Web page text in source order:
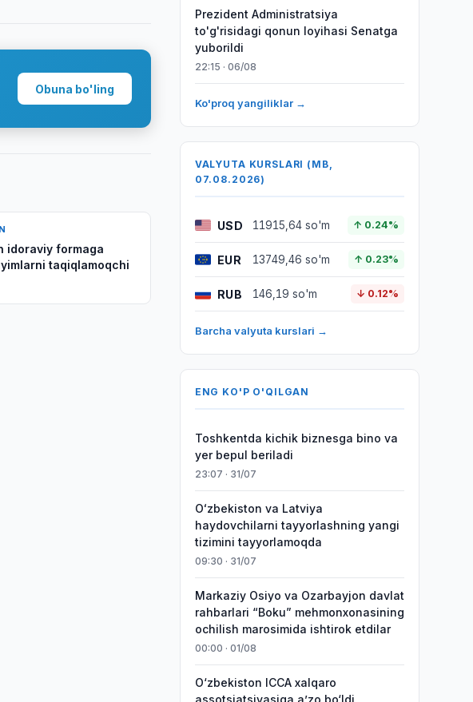
Obuna bo'ling
idoraviy formaga
taqiqlamoqchi
Prezident Administratsiya
to'g'risidagi qonun loyihasi Senatga
yuborildi
22:15 · 06/08
Ko'proq yangiliklar →
VALYUTA KURSLARI (MB,
07.08.2026)
USD 11915,64 so'm ↑ 0.24%
EUR 13749,46 so'm ↑ 0.23%
RUB 146,19 so'm ↓ 0.12%
Barcha valyuta kurslari →
ENG KO'P O'QILGAN
Toshkentda kichik biznesga bino va
yer bepul beriladi
23:07 · 31/07
Oʻzbekiston va Latviya
haydovchilarni tayyorlashning yangi
tizimini tayyorlamoqda
09:30 · 31/07
Markaziy Osiyo va Ozarbayjon davlat
rahbarlari “Boku” mehmonxonasining
ochilish marosimida ishtirok etdilar
00:00 · 01/08
O‘zbekiston ICCA xalqaro
assotsiatsiyasiga aʼzo bo‘ldi